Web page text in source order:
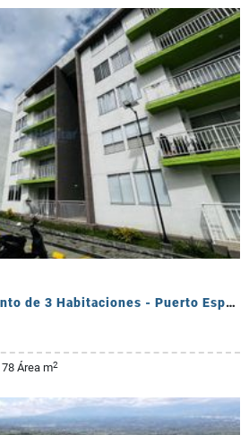
Se Arrienda Apartamento de 3 Habitaciones - Puerto Espejo
Área m2